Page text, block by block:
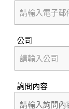
公司
詢問內容